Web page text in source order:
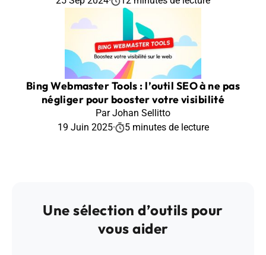
Bing Webmaster Tools : l’outil SEO à ne pas
négliger pour booster votre visibilité
Par Johan Sellitto
19 Juin 2025· 5 minutes de lecture
Une sélection d’outils pour
vous aider